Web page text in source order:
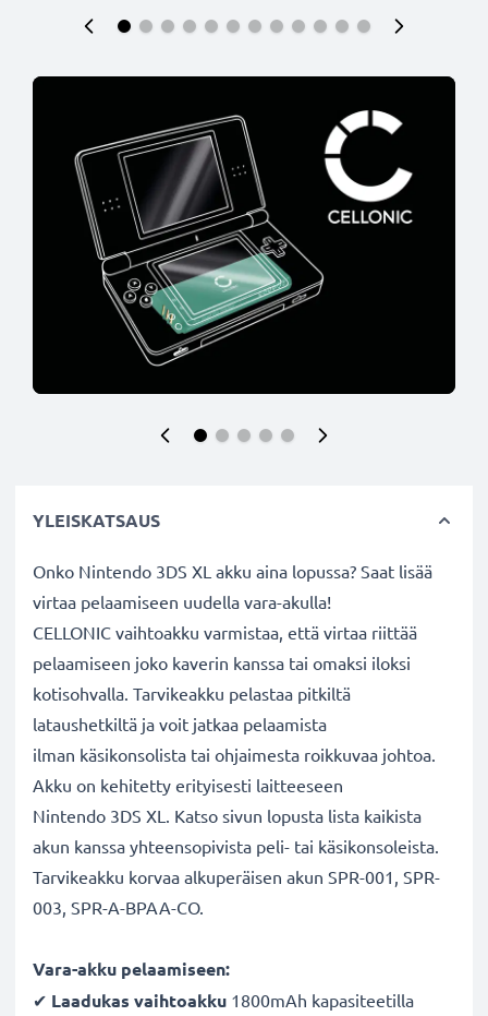
YLEISKATSAUS
Onko Nintendo 3DS XL akku aina lopussa? Saat lisää
virtaa pelaamiseen uudella vara-akulla!
CELLONIC vaihtoakku varmistaa, että virtaa riittää
pelaamiseen joko kaverin kanssa tai omaksi iloksi
kotisohvalla. Tarvikeakku pelastaa pitkiltä
lataushetkiltä ja voit jatkaa pelaamista
ilman käsikonsolista tai ohjaimesta roikkuvaa johtoa.
Akku on kehitetty erityisesti laitteeseen
Nintendo 3DS XL. Katso sivun lopusta lista kaikista
akun kanssa yhteensopivista peli- tai käsikonsoleista.
Tarvikeakku korvaa alkuperäisen akun SPR-001, SPR-
003, SPR-A-BPAA-CO.
Vara-akku pelaamiseen:
✔ Laadukas vaihtoakku 1800mAh kapasiteetilla